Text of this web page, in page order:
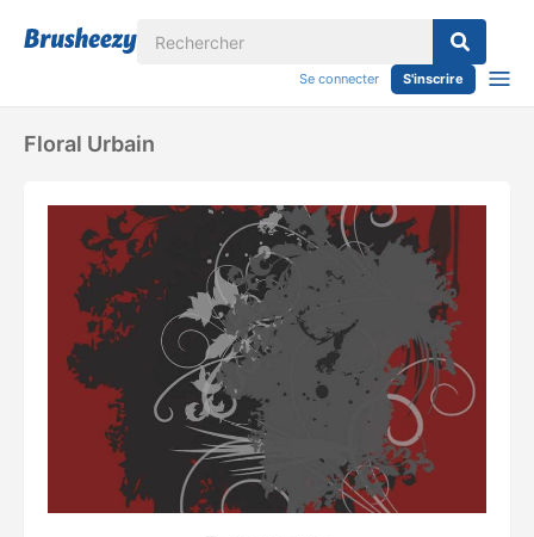
Se connecter S'inscrire
Floral Urbain